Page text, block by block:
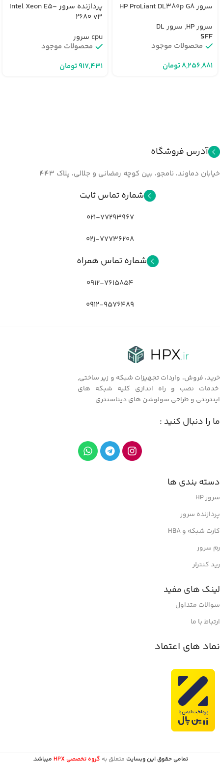
سرور HP ProLiant DL380p G8
سرور HP
, سرور DL
SFF
محصولات موجود
تومان
پردازنده سرور Intel Xeon E5-
2680 v3
cpu سرور
محصولات موجود
تومان
آدرس فروشگاه
خیابان دماوند، نامجو، بین کوچه رمضانی و جلالي، پلاک ۴۴۳
شماره تماس ثابت
021-77293967
021-77736208
شماره تماس همراه
0912-7615854
0912-9576489
خرید، فروش، واردات تجهیزات شبکه و زیر ساختی,
خدمات نصب و راه اندازی کلیه شبکه های
اینترنتی و طراحی سولوشن های دیتاسنتری
ما را دنبال کنید :
دسته بندی ها
سرور HP
پردازنده سرور
کارت شبکه و HBA
رم سرور
رید کنترلر
لینک های مفید
سوالات متداول
ارتباط با ما
نماد های اعتماد
تمامی حقوق این وبسایت متعلق به گروه تخصصی HPX میباشد.